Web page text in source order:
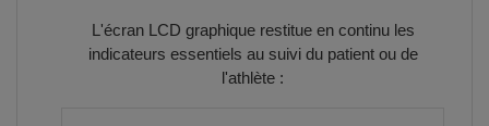
L'écran LCD graphique restitue en continu les
indicateurs essentiels au suivi du patient ou de
l'athlète :